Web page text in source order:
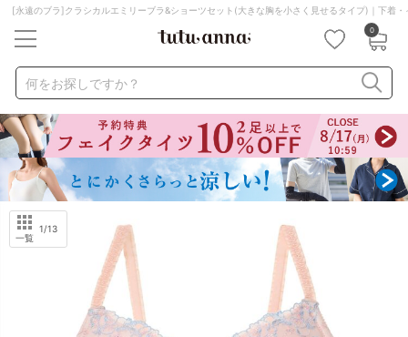
[永遠のブラ]クラシカルエミリーブラ&ショーツセット(大きな胸を小さく見せるタイプ)｜下着・
0
何をお探しですか？
ナイトブラ ノンワイヤー 特盛ブラ
チューブトップ
折り畳み
パジャマ ストッキング
キャミソール
ルームウェア
カテゴリから探す
レッグウェア 下着
一覧
1/13